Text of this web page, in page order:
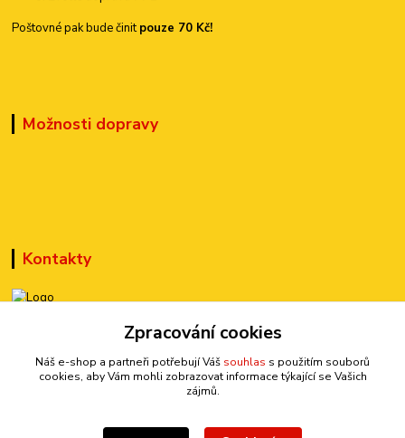
Poštovné pak bude činitpouze 70 Kč!
Možnosti dopravy
Kontakty
+420 777 899 301
sedmi@kraska1.cz
Zpracování cookies
Náš e-shop a partneři potřebují Váš souhlas s použitím souborů
cookies, aby Vám mohli zobrazovat informace týkající se Vašich
zájmů.